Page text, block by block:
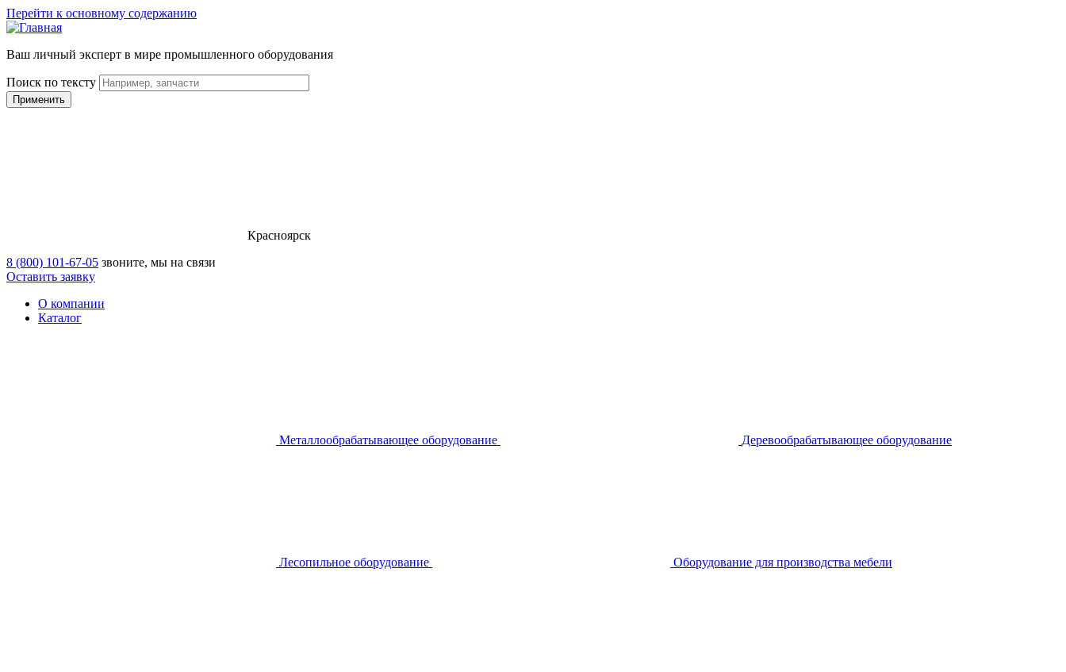
Перейти к основному содержанию
Ваш личный эксперт в мире промышленного оборудования
Поиск по тексту
Красноярск
8 (800) 101-67-05 звоните, мы на связи
Оставить заявку
О компании
Каталог
Металлообрабатывающее оборудование Деревообрабатывающее оборудование
Лесопильное оборудование Оборудование для производства мебели